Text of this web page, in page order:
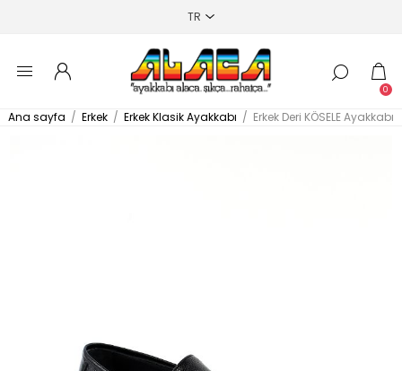
0
Ana sayfa / Erkek / Erkek Klasik Ayakkabı / Erkek Deri KÖSELE Ayakkabı